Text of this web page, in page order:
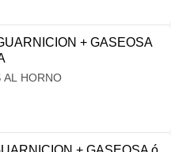
+ GASEOSA
AL HORNO